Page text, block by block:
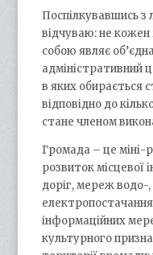
Поспілкувавшись з
відчуваю: не
собою являє
адміністративний
в яких обирається
відповідно до
стане членом
Громада – це міні-
розвиток місцевої
доріг, мереж водо-,
інформаційних
культурного